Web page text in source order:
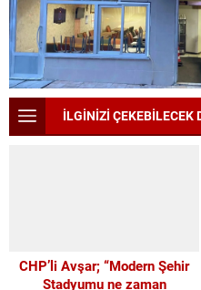
İLGİNİZİ ÇEKEBİLECEK
CHP’li Avşar; “Modern Şehir
Stadyumu ne zaman